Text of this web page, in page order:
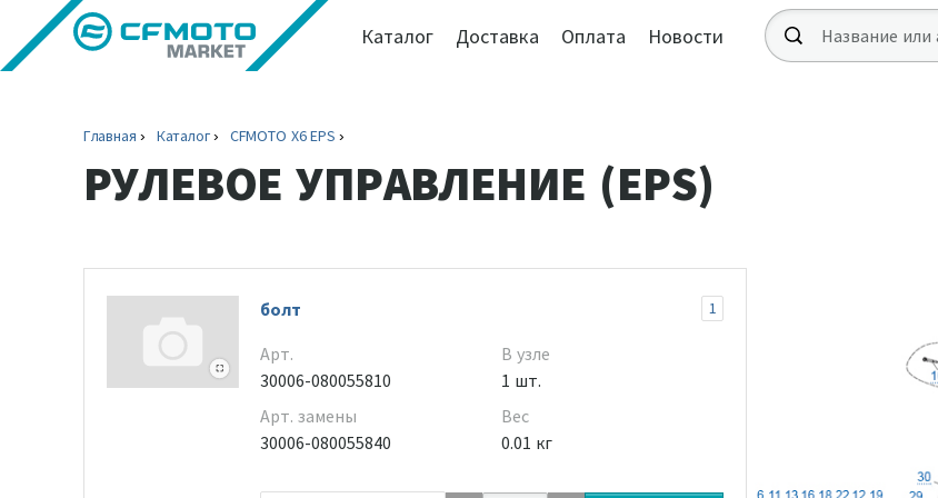
Каталог Доставка Оплата Новости
Главная Каталог CFMOTO X6 EPS
РУЛЕВОЕ УПРАВЛЕНИЕ (EPS)
болт 1
Арт.
30006-080055810
Арт. замены
30006-080055840
В узле
1 шт.
Вес
0.01 кг